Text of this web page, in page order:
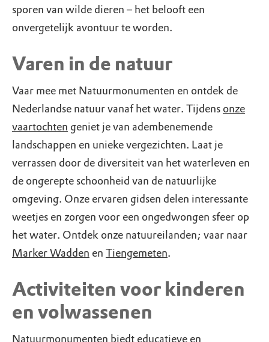
sporen van wilde dieren – het belooft een
onvergetelijk avontuur te worden.
Varen in de natuur
Vaar mee met Natuurmonumenten en ontdek de
Nederlandse natuur vanaf het water. Tijdens onze
vaartochten geniet je van adembenemende
landschappen en unieke vergezichten. Laat je
verrassen door de diversiteit van het waterleven en
de ongerepte schoonheid van de natuurlijke
omgeving. Onze ervaren gidsen delen interessante
weetjes en zorgen voor een ongedwongen sfeer op
het water. Ontdek onze natuureilanden; vaar naar
Marker Wadden en Tiengemeten.
Activiteiten voor kinderen
en volwassenen
Natuurmonumenten biedt educatieve en